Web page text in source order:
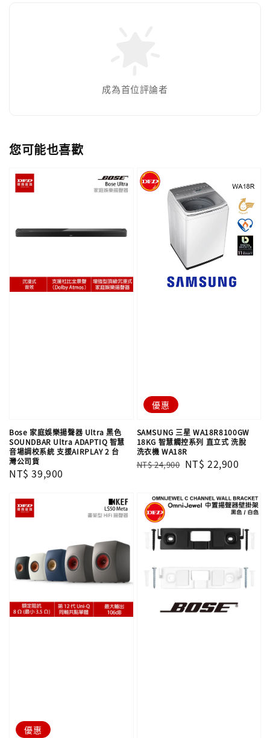
成為首位評論者
您可能也喜歡
Bose 家庭娛樂揚聲器 Ultra 黑色
SOUNDBAR Ultra ADAPTIQ 智慧
音場調校系統 支援AIRPLAY 2 台
灣公司貨
Regular
NT$ 39,900
優惠
SAMSUNG 三星 WA18R8100GW
18KG 智慧觸控系列 直立式 洗脫
洗衣機 WA18R
Regular
NT$ 24,900 Sale
NT$ 22,900
優惠